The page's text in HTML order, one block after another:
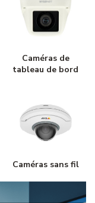
Caméras de
tableau de bord
Caméras sans fil